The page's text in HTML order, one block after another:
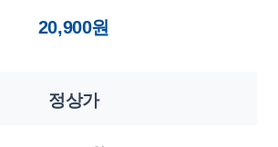
20,900원
정상가